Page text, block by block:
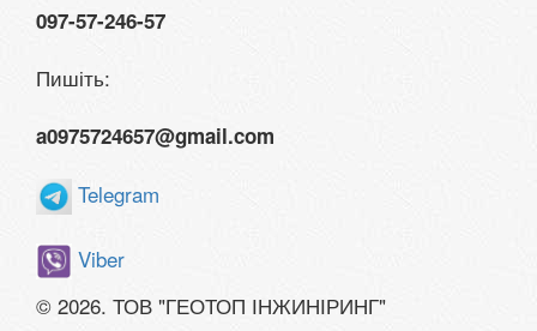
097-57-246-57
Пишіть:
a0975724657@gmail.com
Telegram
Viber
© 2026. ТОВ "ГЕОТОП ІНЖИНІРИНГ"